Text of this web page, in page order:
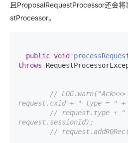
且ProposalRequestProcessor还会
stProcessor。
public void
throws
//
request.cxid + " type = " +
// request.type +
request.sessionId);
//